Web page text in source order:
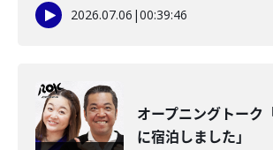
2026.07.06 |00:39:46
オープニングトーク
に宿泊しました」